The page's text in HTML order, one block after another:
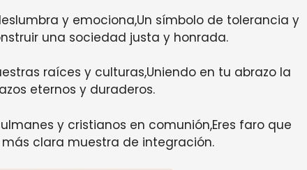
y emociona,Un símbolo de tolerancia y
una sociedad justa y honrada.
raíces y culturas,Uniendo en tu abrazo la
eternos y duraderos.
y cristianos en comunión,Eres faro que
clara muestra de integración.